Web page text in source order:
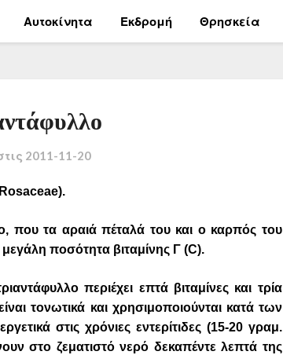
Αυτοκίνητα Εκδρομή Θρησκεία
2011-11-20
που τα αραιά πέταλά του και ο καρπός του
ποσότητα βιταμίνης Γ (C).
περιέχει επτά βιταμίνες και τρία
τονωτικά και χρησιμοποιούνται κατά των
στις χρόνιες εντερίτιδες (15-20 γραμ.
στο ζεματιστό νερό δεκαπέντε λεπτά της